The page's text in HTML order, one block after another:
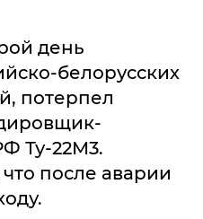
день
белорусских
потерпел
Ту-22М3.
после аварии